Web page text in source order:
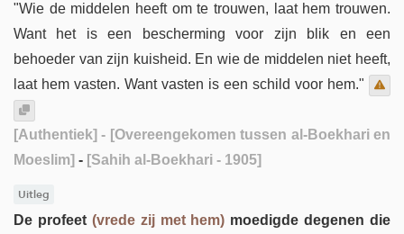
"Wie de middelen heeft om te trouwen, laat hem trouwen.
Want het is een bescherming voor zijn blik en een
behoeder van zijn kuisheid. En wie de middelen niet heeft,
laat hem vasten. Want vasten is een schild voor hem."
[Authentiek] - [Overeengekomen tussen al-Boekhari en
Moeslim] - [Sahih al-Boekhari - 1905]
Uitleg
De profeet (vrede zij met hem) moedigde degenen die